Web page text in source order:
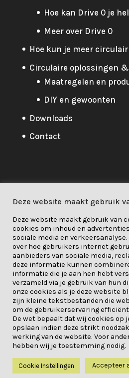
Hoe kan Drive 0 je
Meer over Drive 0
Hoe kun je meer
Circulaire oplossingen &
Maatregelen en
DIY en gewoonten
Downloads
Contact
Privacybeleid/Cookie/
Verantwoordelijkheid
About Me
Dit project is
het onderzoeks-
2020 van de Europese
subsidieovereenkomst nr.
Deze website maakt gebruik
Deze website maakt gebruik van
cookies om inhoud en
sociale media en
over hoe gebruikers internet
aanbieders van sociale media,
deze informatie kunnen
informatie die je aan hen hebt
verzameld via je gebruik van hun
onze cookies als je deze website
zijn kleine tekstbestanden die
om de gebruikerservaring
De wet bepaalt dat wij cookies op
opslaan indien deze strikt
werking van de website. Voor
hebben wij je toestemming nodig.
Cookie Instellingen Accepteer